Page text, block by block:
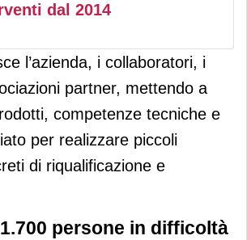
dal 2014
l’azienda, i collaboratori, i
partner, mettendo a
competenze tecniche e
per realizzare piccoli
di riqualificazione e
persone in difficoltà